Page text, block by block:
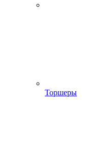
Торшеры